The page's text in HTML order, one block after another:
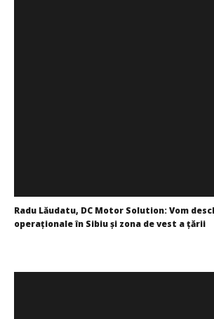
Radu Lăudatu, DC Motor Solution: Vom
operaţionale în Sibiu și zona de vest a ţării